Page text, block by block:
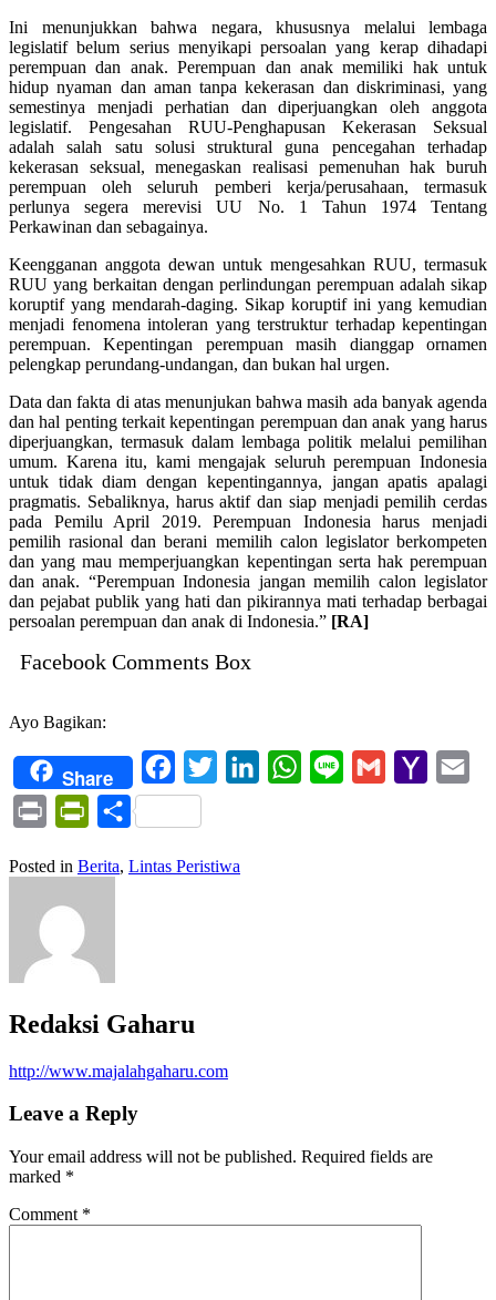
Ini menunjukkan bahwa negara, khususnya melalui lembaga
legislatif belum serius menyikapi persoalan yang kerap dihadapi
perempuan dan anak. Perempuan dan anak memiliki hak untuk
hidup nyaman dan aman tanpa kekerasan dan diskriminasi, yang
semestinya menjadi perhatian dan diperjuangkan oleh anggota
legislatif. Pengesahan RUU-Penghapusan Kekerasan Seksual
adalah salah satu solusi struktural guna pencegahan terhadap
kekerasan seksual, menegaskan realisasi pemenuhan hak buruh
perempuan oleh seluruh pemberi kerja/perusahaan, termasuk
perlunya segera merevisi UU No. 1 Tahun 1974 Tentang
Perkawinan dan sebagainya.
Keengganan anggota dewan untuk mengesahkan RUU, termasuk
RUU yang berkaitan dengan perlindungan perempuan adalah sikap
koruptif yang mendarah-daging. Sikap koruptif ini yang kemudian
menjadi fenomena intoleran yang terstruktur terhadap kepentingan
perempuan. Kepentingan perempuan masih dianggap ornamen
pelengkap perundang-undangan, dan bukan hal urgen.
Data dan fakta di atas menunjukan bahwa masih ada banyak agenda
dan hal penting terkait kepentingan perempuan dan anak yang harus
diperjuangkan, termasuk dalam lembaga politik melalui pemilihan
umum. Karena itu, kami mengajak seluruh perempuan Indonesia
untuk tidak diam dengan kepentingannya, jangan apatis apalagi
pragmatis. Sebaliknya, harus aktif dan siap menjadi pemilih cerdas
pada Pemilu April 2019. Perempuan Indonesia harus menjadi
pemilih rasional dan berani memilih calon legislator berkompeten
dan yang mau memperjuangkan kepentingan serta hak perempuan
dan anak. “Perempuan Indonesia jangan memilih calon legislator
dan pejabat publik yang hati dan pikirannya mati terhadap berbagai
persoalan perempuan dan anak di Indonesia.” [RA]
Facebook Comments Box
Ayo Bagikan:
Share FacebookTwitter LinkedInWhatsApp
Line Gmail
Yahoo
Print PrintFriendly
Share
Posted in Berita, Lintas Peristiwa
Redaksi Gaharu
http://www.majalahgaharu.com
Leave a Reply
Your email address will not be published. Required fields are
marked *
Comment *